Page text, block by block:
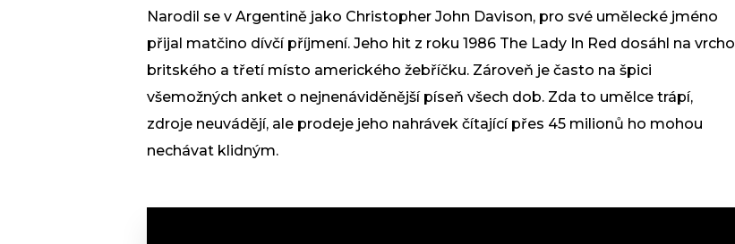
Narodil se v Argentině jako Christopher John Davison, pro své umělecké jméno
přijal matčino dívčí příjmení. Jeho hit z roku 1986 The Lady In Red dosáhl na vrchol
britského a třetí místo amerického žebříčku. Zároveň je často na špici
všemožných anket o nejnenáviděnější píseň všech dob. Zda to umělce trápí,
zdroje neuvádějí, ale prodeje jeho nahrávek čítající přes 45 milionů ho mohou
nechávat klidným.